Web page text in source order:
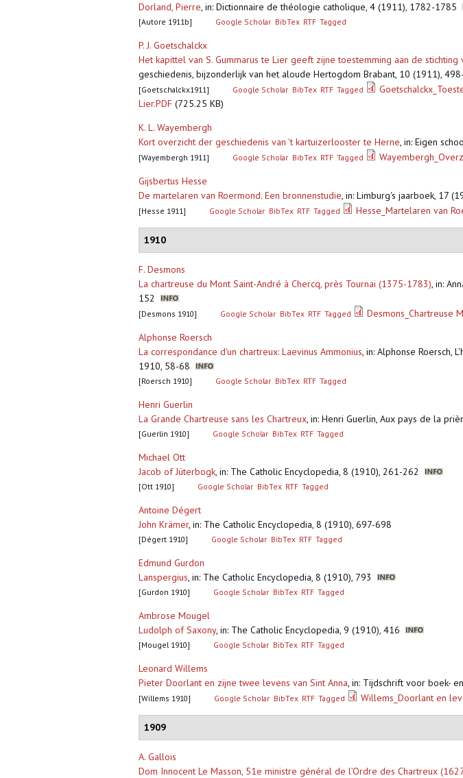
Dorland, Pierre, in: Dictionnaire de théologie catholique, 4 (1911), 1782-1785
[Autore 1911b] Google Scholar BibTex RTF Tagged
P. J. Goetschalckx
Het kapittel van S. Gummarus te Lier geeft zijne toestemming aan de
geschiedenis, bijzonderlijk van het aloude Hertogdom Brabant, 10 (1911),
[Goetschalckx1911] Google Scholar BibTex RTF Tagged
Lier.PDF (725.25 KB)
K. L. Wayembergh
Kort overzicht der geschiedenis van 't kartuizerlooster te Herne, in: Eigen
[Wayembergh 1911] Google Scholar BibTex RTF Tagged
Gijsbertus Hesse
De martelaren van Roermond. Een bronnenstudie, in: Limburg's jaarboek, 17
[Hesse 1911] Google Scholar BibTex RTF Tagged Hesse_Martelaren van
1910
F. Desmons
La chartreuse du Mont Saint-André à Chercq, près Tournai (1375-1783), in:
152
[Desmons 1910] Google Scholar BibTex RTF Tagged Desmons_Chartreuse
Alphonse Roersch
La correspondance d'un chartreux: Laevinus Ammonius, in: Alphonse Roersch,
1910, 58-68
[Roersch 1910] Google Scholar BibTex RTF Tagged
Henri Guerlin
La Grande Chartreuse sans les Chartreux, in: Henri Guerlin, Aux pays de la
[Guerlin 1910] Google Scholar BibTex RTF Tagged
Michael Ott
Jacob of Jüterbogk, in: The Catholic Encyclopedia, 8 (1910), 261-262
[Ott 1910] Google Scholar BibTex RTF Tagged
Antoine Dégert
John Krämer, in: The Catholic Encyclopedia, 8 (1910), 697-698
[Dégert 1910] Google Scholar BibTex RTF Tagged
Edmund Gurdon
Lanspergius, in: The Catholic Encyclopedia, 8 (1910), 793
[Gurdon 1910] Google Scholar BibTex RTF Tagged
Ambrose Mougel
Ludolph of Saxony, in: The Catholic Encyclopedia, 9 (1910), 416
[Mougel 1910] Google Scholar BibTex RTF Tagged
Leonard Willems
Pieter Doorlant en zijne twee levens van Sint Anna, in: Tijdschrift voor boek-
[Willems 1910] Google Scholar BibTex RTF Tagged Willems_Doorlant en
1909
A. Gallois
Dom Innocent Le Masson, 51e ministre général de l’Ordre des Chartreux